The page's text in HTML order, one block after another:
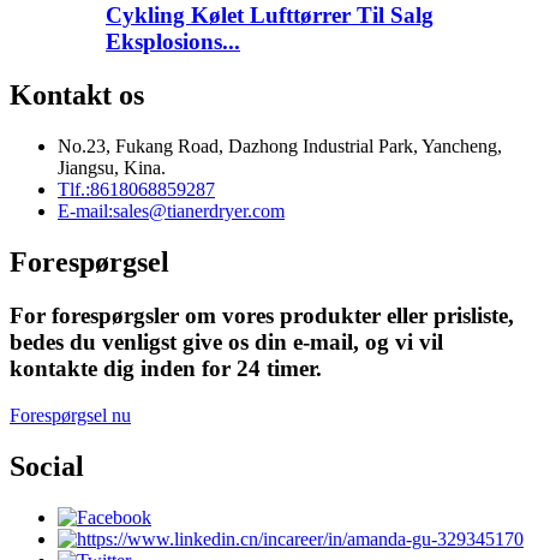
Cykling Kølet Lufttørrer Til Salg
Eksplosions...
Kontakt os
No.23, Fukang Road, Dazhong Industrial Park, Yancheng,
Jiangsu, Kina.
Tlf.:8618068859287
E-mail:sales@tianerdryer.com
Forespørgsel
For forespørgsler om vores produkter eller prisliste,
bedes du venligst give os din e-mail, og vi vil
kontakte dig inden for 24 timer.
Forespørgsel nu
Social